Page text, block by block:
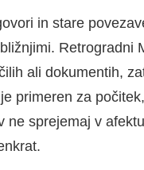
in stare
Retrogradni
ali dokumentih,
primeren za
ne sprejemaj v